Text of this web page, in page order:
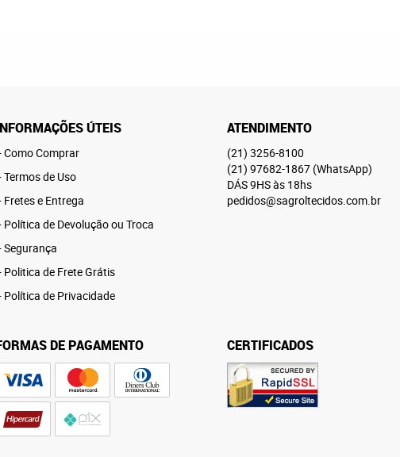
ÚTEIS
Como Comprar
Termos de Uso
Fretes e Entrega
Política de Devolução ou Troca
Segurança
Politica de Frete Grátis
Política de Privacidade
ATENDIMENTO
(21) 3256-8100
(21) 97682-1867 (WhatsApp)
DÁS 9HS às 18hs
pedidos@sagroltecidos.com.br
DE PAGAMENTO CERTIFICADOS